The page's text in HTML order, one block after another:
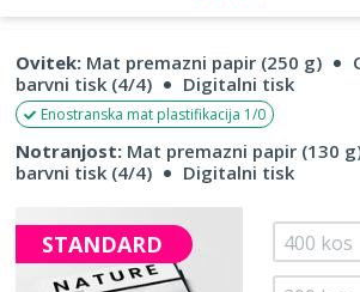
Ovitek: Mat premazni papir (250 g)
barvni tisk (4/4)
Digitalni tisk
Enostranska mat plastifikacija 1/0
Notranjost: Mat premazni papir (130
barvni tisk (4/4)
Digitalni tisk
STANDARD 400 kos